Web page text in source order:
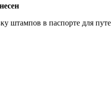
штампов в паспорте для